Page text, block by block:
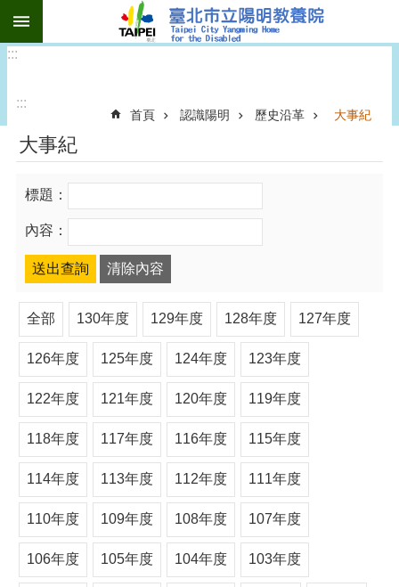
跳到主要內容區塊
:::
:::
首頁 認識陽明 歷史沿革 大事紀
大事紀
標題：
內容：
全部 130年度 129年度 128年度 127年度
126年度 125年度 124年度 123年度
122年度 121年度 120年度 119年度
118年度 117年度 116年度 115年度
114年度 113年度 112年度 111年度
110年度 109年度 108年度 107年度
106年度 105年度 104年度 103年度